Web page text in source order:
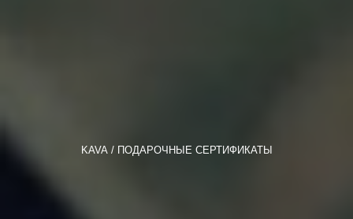
KAVA ПОДАРОЧНЫЕ СЕРТИФИКАТЫ